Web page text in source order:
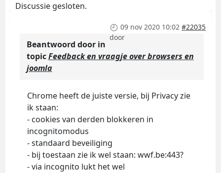
Discussie gesloten.
09 nov 2020 10:02 #22035
door
Beantwoord door in
topicFeedback en vraagje over browsers en
joomla
Chrome heeft de juiste versie, bij Privacy zie
ik staan:
- cookies van derden blokkeren in
incognitomodus
- standaard beveiliging
- bij toestaan zie ik wel staan: wwf.be:443?
- via incognito lukt het wel